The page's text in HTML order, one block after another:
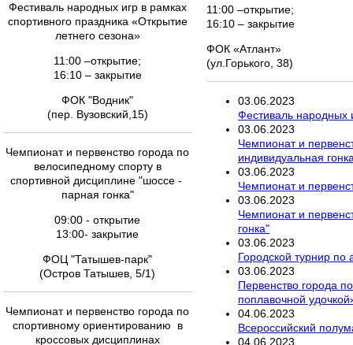
Фестиваль народных игр в рамках
спортивного праздника «Открытие
летнего сезона»
11:00 –открытие;
16:10 – закрытие
ФОК "Водник"
(пер. Вузовский,15)
Чемпионат и первенство города по
велосипедному спорту в
спортивной дисциплине "шоссе -
парная гонка"
09:00 - открытие
13:00- закрытие
ФОЦ "Татышев-парк"
(Остров Татышев, 5/1)
Чемпионат и первенство города по
спортивному ориентированию в
кроссовых дисциплинах
11:00 –открытие;
16:10 – закрытие
ФОК «Атлант»
(ул.Горького, 38)
03 06 2023
Фестиваль народных
03 06 2023
Чемпионат и
индивидуальная
03 06 2023
Чемпионат и
03 06 2023
Чемпионат и
гонка"
03 06 2023
Городской турнир по
03 06 2023
Первенство города
поплавочной
04 06 2023
Всероссийский
04 06 2023